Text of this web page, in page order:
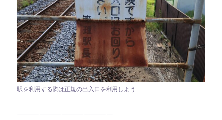
駅を利用する際は正規の出入口を利用しよう
—————————————